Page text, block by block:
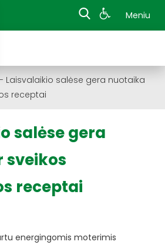
Meniu
- Laisvalaikio salėse gera nuotaika
receptai
salėse gera
sveikos
receptai
energingomis moterimis